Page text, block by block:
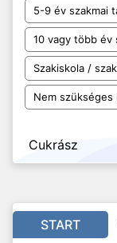
5-9 év szakmai
10 vagy több év
Szakiskola /
Nem szükséges
Cukrász
START